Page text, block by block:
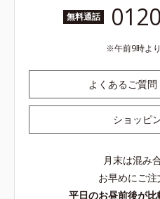
無料通話
午前9時よ
よくあるご質
ショッピ
月末は混み
お早めにご注
平日のお昼前後が